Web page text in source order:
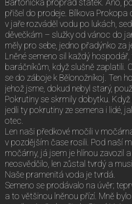
Bartoníčka propřad statek. Ano,
přišel do prodeje. Bílkova Prokopa
v jaře rozváděl vodu po lukách,
děvečkám – služky od vánoc do
měly pro sebe, jedno přadýnko za
Lněné semeno sil každý
baráčníkům, když slušně zaplatili.
se do záboje k Bělonožníkoj. Ten
jehož jsme, dokud nebyl starý,
Pokrutiny se skrmily dobytku. Když
jedli ty pokrutiny ze semena i lidé,
otec.
Len naši předkové močili v
v pozdějším čase rosili. Pod naší
močárny, já jsem je hlínou zavozil
neosvědčilo, len zůstal tvrdý a
Naše pramenitá voda je tvrdá.
Semeno se prodávalo na úvěr;
a to většinou lněnou přízí. Mně